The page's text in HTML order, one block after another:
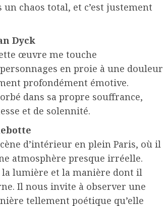
chaos total, et c’est justement
Dyck
œuvre me touche
en proie à une douleur
profondément émotive.
dans sa propre souffrance,
et de solennité.
d’intérieur en plein Paris, où il
atmosphère presque irréelle.
la lumière et la manière dont il
Il nous invite à observer une
tellement poétique qu’elle